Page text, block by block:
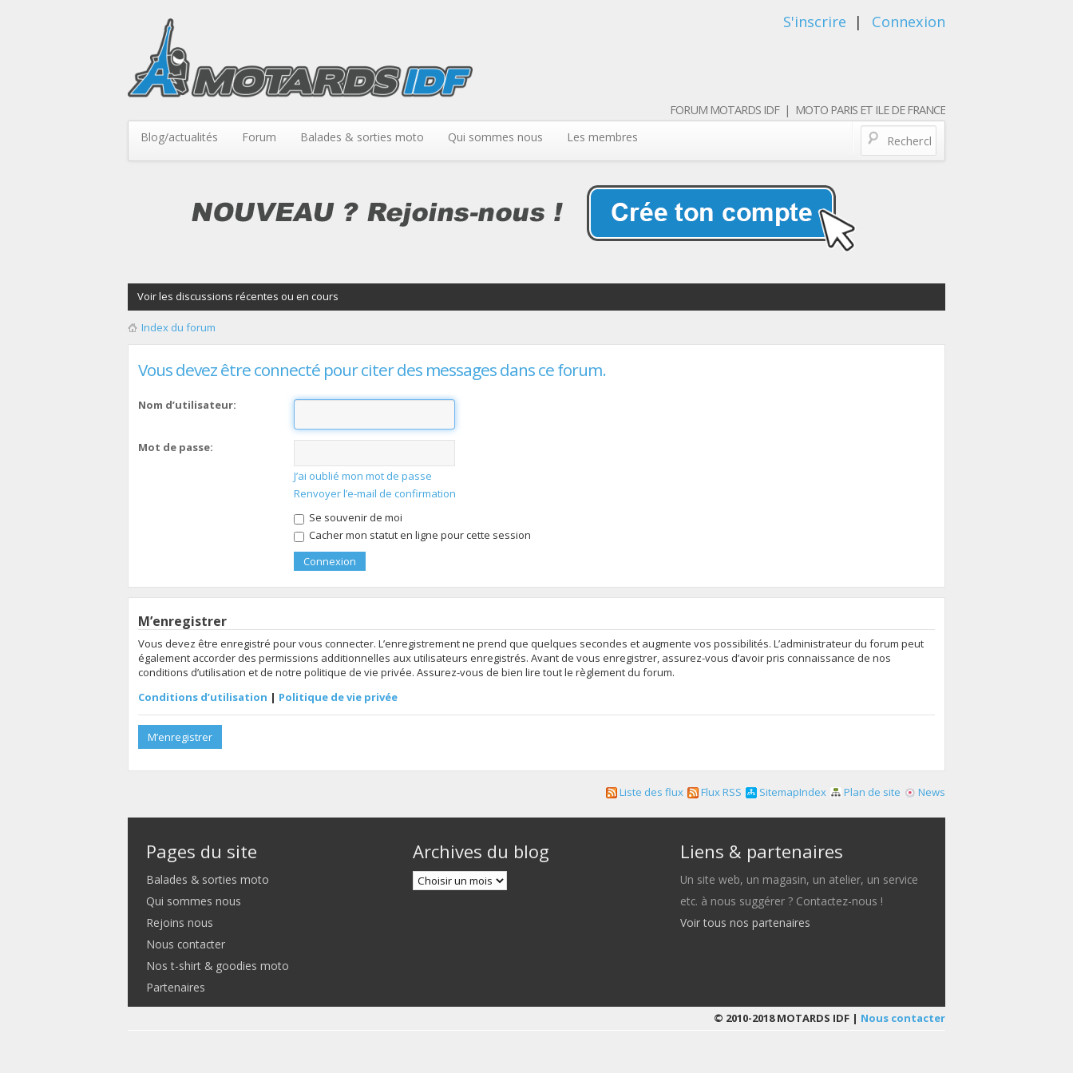
S'inscrire | Connexion
FORUM MOTARDS IDF | MOTO PARIS ET ILE DE FRANCE
Blog/actualités Forum Balades & sorties moto Qui sommes nous Les membres
Voir les discussions récentes ou en cours
Index du forum
Vous devez être connecté pour citer des messages dans ce forum.
Nom d’utilisateur:
Mot de passe:
J’ai oublié mon mot de passe
Renvoyer l’e-mail de confirmation
Se souvenir de moi
Cacher mon statut en ligne pour cette session
M’enregistrer
Vous devez être enregistré pour vous connecter. L’enregistrement ne prend que quelques secondes et augmente vos possibilités. L’administrateur du forum peut
également accorder des permissions additionnelles aux utilisateurs enregistrés. Avant de vous enregistrer, assurez-vous d’avoir pris connaissance de nos
conditions d’utilisation et de notre politique de vie privée. Assurez-vous de bien lire tout le règlement du forum.
Conditions d’utilisation | Politique de vie privée
M’enregistrer
News
Plan de site
SitemapIndex
Flux RSS
Liste des flux
Pages du site
Balades & sorties moto
Qui sommes nous
Rejoins nous
Nous contacter
Nos t-shirt & goodies moto
Partenaires
Archives du blog Liens & partenaires
Un site web, un magasin, un atelier, un service
etc. à nous suggérer ? Contactez-nous !
Voir tous nos partenaires
© 2010-2018 MOTARDS IDF | Nous contacter